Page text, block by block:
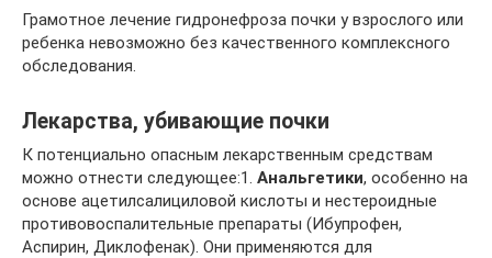
Грамотное лечение гидронефроза почки у взрослого или
ребенка невозможно без качественного комплексного
обследования.
Лекарства, убивающие почки
К потенциально опасным лекарственным средствам
можно отнести следующее:1. Анальгетики, особенно на
основе ацетилсалициловой кислоты и нестероидные
противовоспалительные препараты (Ибупрофен,
Аспирин, Диклофенак). Они применяются для